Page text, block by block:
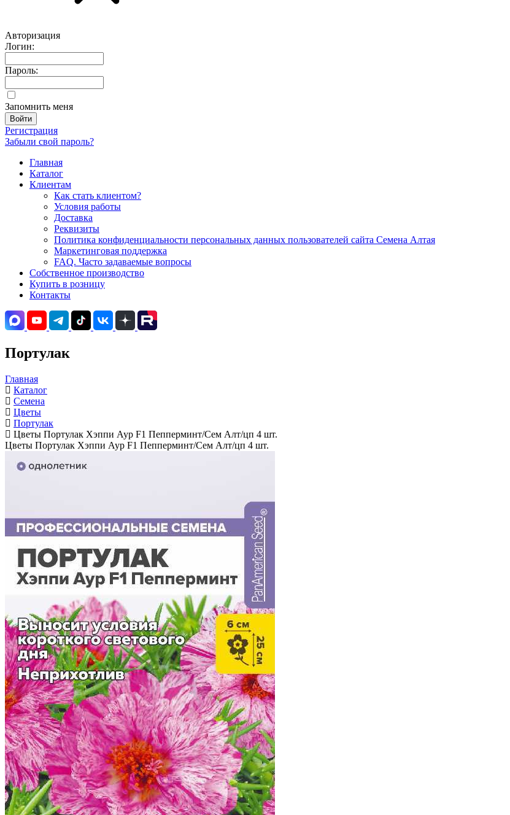
Авторизация
Логин:
Пароль:
Запомнить меня
Регистрация
Забыли свой пароль?
Главная
Каталог
Клиентам
Как стать клиентом?
Условия работы
Доставка
Реквизиты
Политика конфиденциальности персональных данных пользователей сайта Семена Алтая
Маркетинговая поддержка
FAQ. Часто задаваемые вопросы
Собственное производство
Купить в розницу
Контакты
Портулак
Главная
Каталог
Семена
Цветы
Портулак
Цветы Портулак Хэппи Аур F1 Пепперминт/Сем Алт/цп 4 шт.
Цветы Портулак Хэппи Аур F1 Пепперминт/Сем Алт/цп 4 шт.